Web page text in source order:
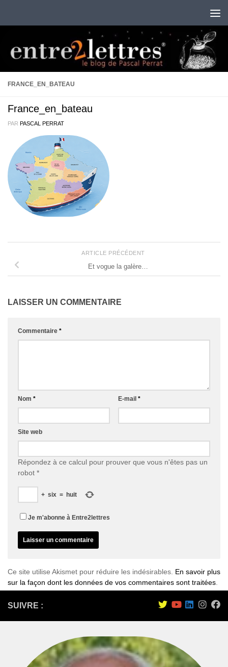
FRANCE_EN_BATEAU
France_en_bateau
PAR PASCAL PERRAT
ARTICLE PRÉCÉDENT
Et vogue la galère…
LAISSER UN COMMENTAIRE
Commentaire *
Nom * E-mail *
Site web
Répondez à ce calcul pour prouver que vous n'êtes pas un
robot *
+ six = huit
Je m'abonne à Entre2lettres
Ce site utilise Akismet pour réduire les indésirables. En savoir plus
sur la façon dont les données de vos commentaires sont traitées
SUIVRE :